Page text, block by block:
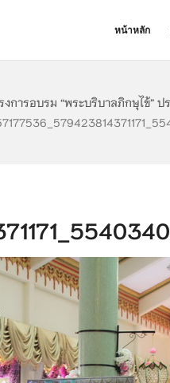
หน้าหลัก
การอบรม “พระบริบาลภิกษุไข้”